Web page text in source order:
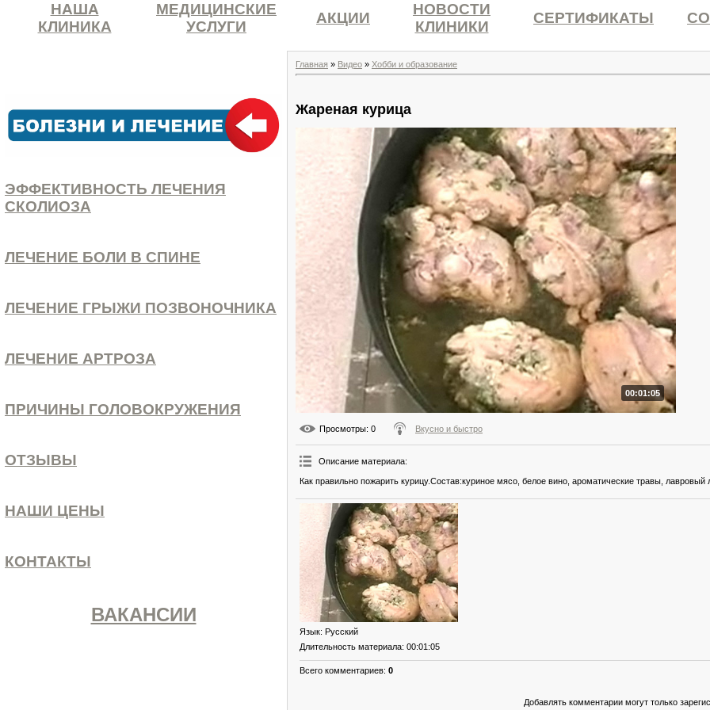
НАША
КЛИНИКА
МЕДИЦИНСКИЕ
УСЛУГИ
АКЦИИ
НОВОСТИ
КЛИНИКИ
СЕРТИФИКАТЫ
ЭФФЕКТИВНОСТЬ ЛЕЧЕНИЯ
СКОЛИОЗА
ЛЕЧЕНИЕ БОЛИ В СПИНЕ
ЛЕЧЕНИЕ ГРЫЖИ ПОЗВОНОЧНИКА
ЛЕЧЕНИЕ АРТРОЗА
ПРИЧИНЫ ГОЛОВОКРУЖЕНИЯ
ОТЗЫВЫ
НАШИ ЦЕНЫ
КОНТАКТЫ
ВАКАНСИИ
Главная » Видео » Хобби и образование
Жареная курица
00:01:05
Просмотры: 0 Вкусно и быстро
Описание материала:
Как правильно пожарить курицу.Состав:куриное мясо, белое вино, ароматические травы, лавровый
Язык: Русский
Длительность материала: 00:01:05
Всего комментариев: 0
Добавлять комментарии могут только